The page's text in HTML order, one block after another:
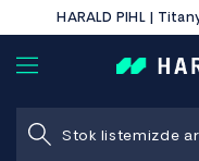
HARALD PIHL |